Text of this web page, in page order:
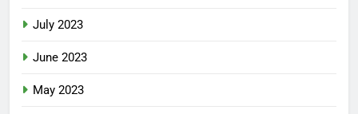
July 2023
June 2023
May 2023